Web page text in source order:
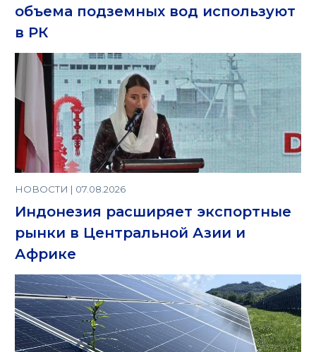
объема подземных вод используют
в РК
НОВОСТИ | 07.08.2026
Индонезия расширяет экспортные
рынки в Центральной Азии и
Африке